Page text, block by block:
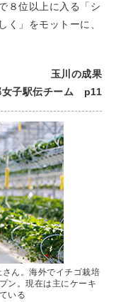
８位以上に入る「シ
く」をモットーに、
玉川の成果
女子駅伝チーム p11
ん。海外でイチゴ栽培
ン。現在は主にケーキ
いる